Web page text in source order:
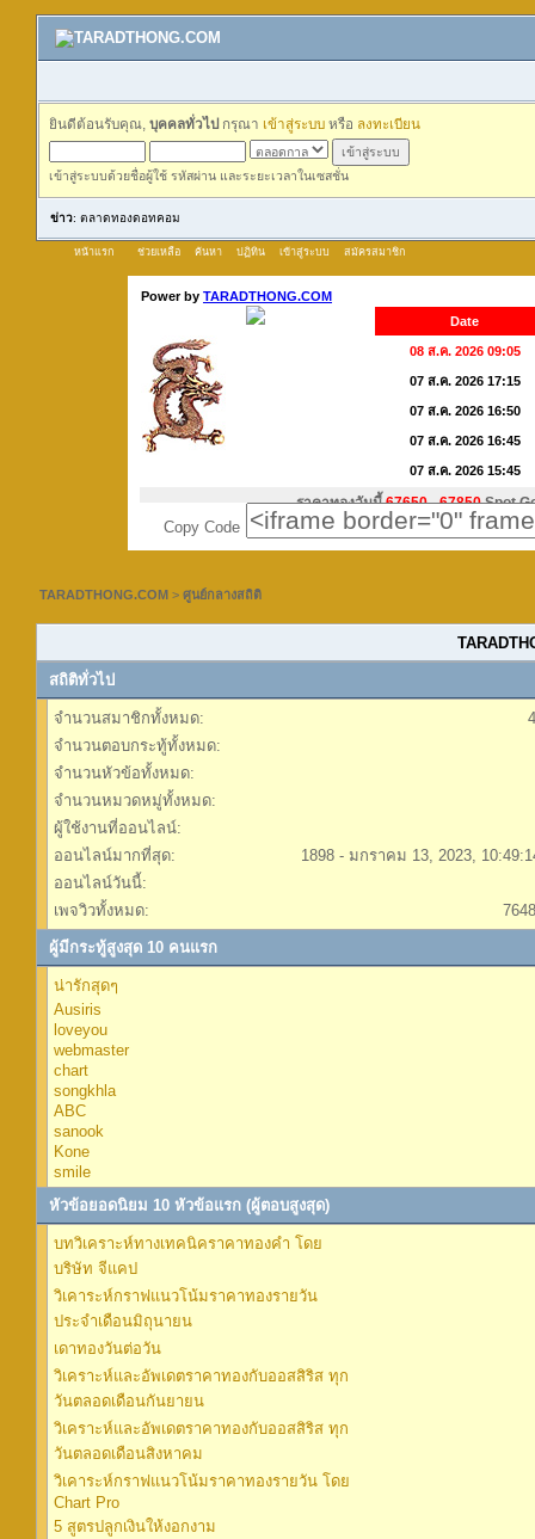
ยินดีต้อนรับคุณ, บุคคลทั่วไป กรุณา เข้าสู่ระบบ หรือ ลงทะเบียน
เข้าสู่ระบบด้วยชื่อผู้ใช้ รหัสผ่าน และระยะเวลาในเซสชั่น
ข่าว: ตลาดทองดอทคอม
หน้าแรก ช่วยเหลือ ค้นหา ปฏิทิน เข้าสู่ระบบ สมัครสมาชิก
Copy Code
TARADTHONG.COM > ศูนย์กลางสถิติ
สถิติทั่วไป
จำนวนสมาชิกทั้งหมด:
จำนวนตอบกระทู้ทั้งหมด:
จำนวนหัวข้อทั้งหมด:
จำนวนหมวดหมู่ทั้งหมด:
ผู้ใช้งานที่ออนไลน์:
ออนไลน์มากที่สุด:
1898 - มกราคม 13, 2023,
ออนไลน์วันนี้:
เพจวิวทั้งหมด:
ผู้มีกระทู้สูงสุด 10 คนแรก
น่ารักสุดๆ
Ausiris
loveyou
webmaster
chart
songkhla
ABC
sanook
Kone
smile
หัวข้อยอดนิยม 10 หัวข้อแรก (ผู้ตอบสูงสุด)
บทวิเคราะห์ทางเทคนิคราคาทองคำ โดย
บริษัท จีแคป
วิเคาระห์กราฟแนวโน้มราคาทองรายวัน
ประจำเดือนมิถุนายน
เดาทองวันต่อวัน
วิเคราะห์และอัพเดตราคาทองกับออสสิริส ทุก
วันตลอดเดือนกันยายน
วิเคราะห์และอัพเดตราคาทองกับออสสิริส ทุก
วันตลอดเดือนสิงหาคม
วิเคาระห์กราฟแนวโน้มราคาทองรายวัน โดย
Chart Pro
5 สูตรปลูกเงินให้งอกงาม